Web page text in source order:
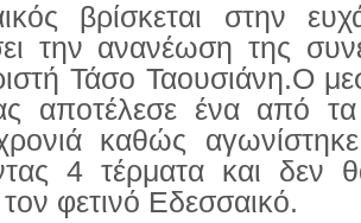
βρίσκεται στην
την ανανέωση της
Τάσο Ταουσιάνη.Ο
αποτέλεσε ένα από
καθώς
4 τέρματα και δεν
φετινό Εδεσσαικό.